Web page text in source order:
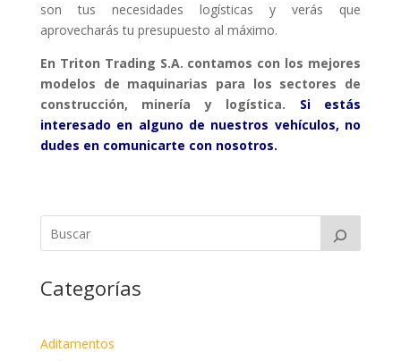
son tus necesidades logísticas y verás que
aprovecharás tu presupuesto al máximo.
En Triton Trading S.A. contamos con los mejores
modelos de maquinarias para los sectores de
construcción, minería y logística. Si estás
interesado en alguno de nuestros vehículos, no
dudes en comunicarte con nosotros.
Categorías
Aditamentos